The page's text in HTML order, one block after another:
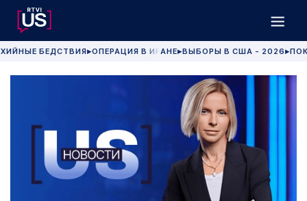
БЕДСТВИЯ▶ОПЕРАЦИЯ В ИРАНЕ▶ВЫБОРЫ В США - 2026 ▶